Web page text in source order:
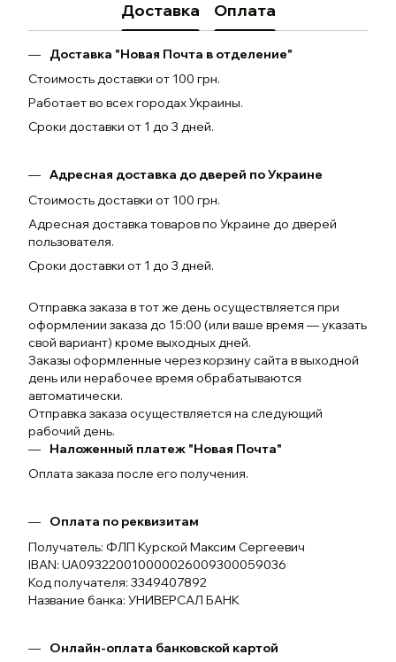
Доставка Оплата
Доставка "Новая Почта в отделение"
Стоимость доставки от 100 грн.
Работает во всех городах Украины.
Сроки доставки от 1 до 3 дней.
Адресная доставка до дверей по Украине
Стоимость доставки от 100 грн.
Адресная доставка товаров по Украине до дверей
пользователя.
Сроки доставки от 1 до 3 дней.
Отправка заказа в тот же день осуществляется при
оформлении заказа до 15:00 (или ваше время — указать
свой вариант) кроме выходных дней.
Заказы оформленные через корзину сайта в выходной
день или нерабочее время обрабатываются
автоматически.
Отправка заказа осуществляется на следующий
рабочий день.
Наложенный платеж "Новая Почта"
Оплата заказа после его получения.
Оплата по реквизитам
Получатель: ФЛП Курской Максим Сергеевич
IBAN: UA093220010000026009300059036
Код получателя: 3349407892
Название банка: УНИВЕРСАЛ БАНК
Онлайн-оплата банковской картой